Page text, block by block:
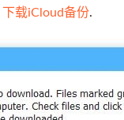
下载iCloud备份.